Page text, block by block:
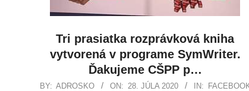
Tri prasiatka rozprávková kniha
vytvorená v programe SymWriter.
Ďakujeme CŠPP p…
BY: ADROSKO ON: 28. JÚLA 2020 IN: